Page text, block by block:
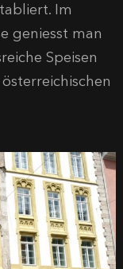
Im
geniesst man
Speisen